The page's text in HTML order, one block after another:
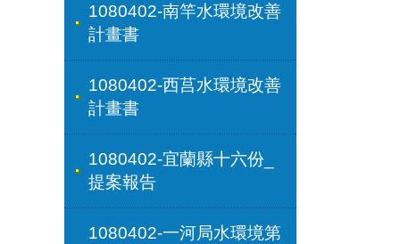
1080402-南竿水環境改善
計畫書
1080402-西莒水環境改善
計畫書
1080402-宜蘭縣十六份_
提案報告
1080402-一河局水環境第